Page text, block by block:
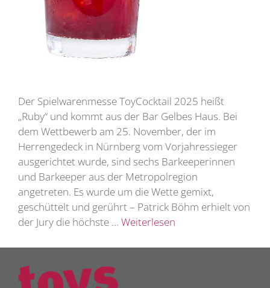
Der Spielwarenmesse ToyCocktail 2025 heißt
„Ruby“ und kommt aus der Bar Gelbes Haus. Bei
dem Wettbewerb am 25. November, der im
Herrengedeck in Nürnberg vom Vorjahressieger
ausgerichtet wurde, sind sechs Barkeeperinnen
und Barkeeper aus der Metropolregion
angetreten. Es wurde um die Wette gemixt,
geschüttelt und gerührt – Patrick Böhm erhielt von
der Jury die höchste … Weiterlesen